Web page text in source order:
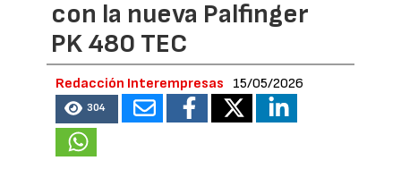
con la nueva Palfinger
PK 480 TEC
Redacción Interempresas 15/05/2026
304